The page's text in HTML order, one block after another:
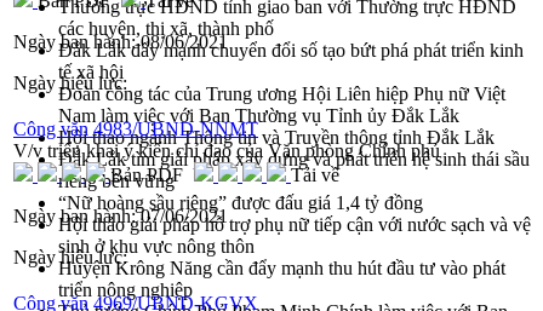
Thường trực HĐND tỉnh giao ban với Thường trực HĐND
các huyện, thị xã, thành phố
Đắk Lắk đẩy mạnh chuyển đổi số tạo bứt phá phát triển kinh
tế xã hội
Đoàn công tác của Trung ương Hội Liên hiệp Phụ nữ Việt
Nam làm việc với Ban Thường vụ Tỉnh ủy Đắk Lắk
Hội thao ngành Thông tin và Truyền thông tỉnh Đắk Lắk
Đắk Lắk tìm giải pháp xây dựng và phát triển hệ sinh thái sầu
riêng bền vững
“Nữ hoàng sầu riêng” được đấu giá 1,4 tỷ đồng
Hội thảo giải pháp hỗ trợ phụ nữ tiếp cận với nước sạch và vệ
sinh ở khu vực nông thôn
Huyện Krông Năng cần đẩy mạnh thu hút đầu tư vào phát
triển nông nghiệp
Ngày ban hành:08/06/2021
Ngày hiệu lực:
Công văn 4983/UBND-NNMT
V/v triển khai ý kiến chỉ đạo của Văn phòng Chính phủ
Bản PDF
Tải về
Ngày ban hành:07/06/2021
Ngày hiệu lực:
Công văn 4969/UBND-KGVX